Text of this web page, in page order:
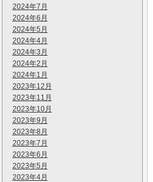
2024年7月
2024年6月
2024年5月
2024年4月
2024年3月
2024年2月
2024年1月
2023年12月
2023年11月
2023年10月
2023年9月
2023年8月
2023年7月
2023年6月
2023年5月
2023年4月